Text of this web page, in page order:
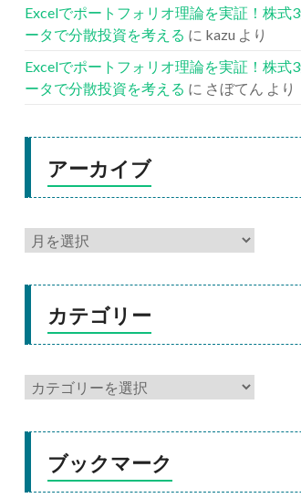
Excelでポートフォリオ理論を実証！株式
ータで分散投資を考える に kazu より
Excelでポートフォリオ理論を実証！株式
ータで分散投資を考える に さぼてん より
アーカイブ
カテゴリー
ブックマーク